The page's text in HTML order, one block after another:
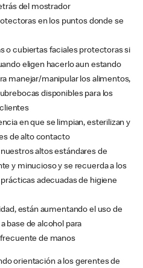
del mostrador
en los puntos donde se
o cubiertas faciales protectoras si
eligen hacerlo aun estando
manejar/manipular los alimentos,
disponibles para los
en que se limpian, esterilizan y
de alto contacto
altos estándares de
y minucioso y se recuerda a los
adecuadas de higiene
están aumentando el uso de
base de alcohol para
de manos
orientación a los gerentes de